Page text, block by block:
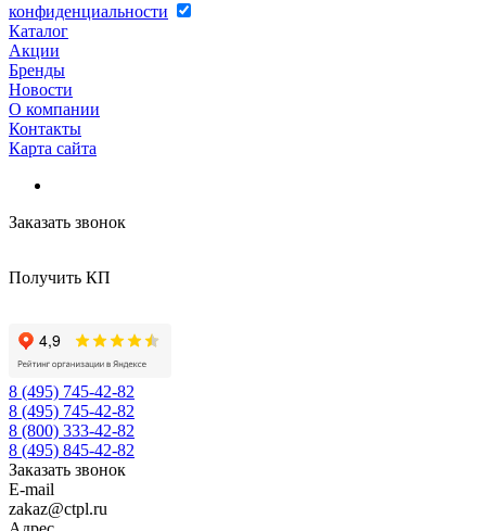
конфиденциальности
Каталог
Акции
Бренды
Новости
О компании
Контакты
Карта сайта
Заказать звонок
Получить КП
8 (495) 745-42-82
8 (495) 745-42-82
8 (800) 333-42-82
8 (495) 845-42-82
Заказать звонок
E-mail
zakaz@ctpl.ru